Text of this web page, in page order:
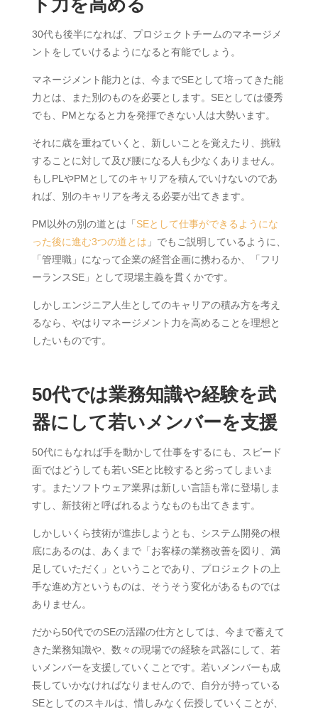
ト力を高める
30代も後半になれば、プロジェクトチームのマネージメ
ントをしていけるようになると有能でしょう。
マネージメント能力とは、今までSEとして培ってきた能
力とは、また別のものを必要とします。SEとしては優秀
でも、PMとなると力を発揮できない人は大勢います。
それに歳を重ねていくと、新しいことを覚えたり、挑戦
することに対して及び腰になる人も少なくありません。
もしPLやPMとしてのキャリアを積んでいけないのであ
れば、別のキャリアを考える必要が出てきます。
PM以外の別の道とは「 SEとして仕事ができるようにな
った後に進む3つの道とは 」でもご説明しているように、
「管理職」になって企業の経営企画に携わるか、「フリ
ーランスSE」として現場主義を貫くかです。
しかしエンジニア人生としてのキャリアの積み方を考え
るなら、やはりマネージメント力を高めることを理想と
したいものです。
50代では業務知識や経験を武
器にして若いメンバーを支援
50代にもなれば手を動かして仕事をするにも、スピード
面ではどうしても若いSEと比較すると劣ってしまいま
す。またソフトウェア業界は新しい言語も常に登場しま
すし、新技術と呼ばれるようなものも出てきます。
しかしいくら技術が進歩しようとも、システム開発の根
底にあるのは、あくまで「お客様の業務改善を図り、満
足していただく」ということであり、プロジェクトの上
手な進め方というものは、そうそう変化があるものでは
ありません。
だから50代でのSEの活躍の仕方としては、今まで蓄えて
きた業務知識や、数々の現場での経験を武器にして、若
いメンバーを支援していくことです。若いメンバーも成
長していかなければなりませんので、自分が持っている
SEとしてのスキルは、惜しみなく伝授していくことが、